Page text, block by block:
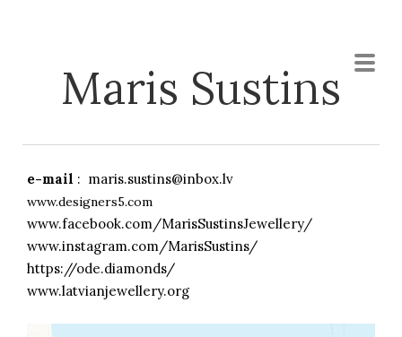
Maris Sustins
e-mail : maris.sustins@inbox.lv
www.designers5.com
www.facebook.com/MarisSustinsJewellery/
www.instagram.com/MarisSustins/
https://ode.diamonds/
www.latvianjewellery.org